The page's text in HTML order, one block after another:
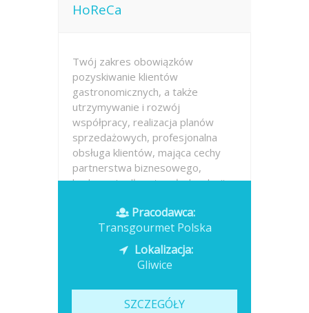
HoReCa
Twój zakres obowiązków
pozyskiwanie klientów
gastronomicznych, a także
utrzymywanie i rozwój
współpracy, realizacja planów
sprzedażowych, profesjonalna
obsługa klientów, mająca cechy
partnerstwa biznesowego,
budowanie długotrwałych relacji z
Opublikowano: dzisiaj
Pracodawca:
Transgourmet Polska
Lokalizacja:
Gliwice
SZCZEGÓŁY